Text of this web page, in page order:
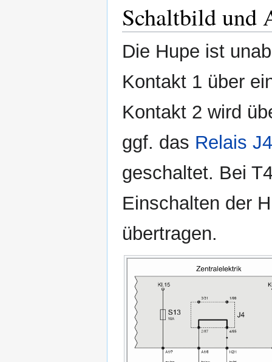
Schaltbild und
Die Hupe ist
Kontakt 1 über
Kontakt 2 wird
ggf. das Relais
geschaltet. Bei
Einschalten der
übertragen.